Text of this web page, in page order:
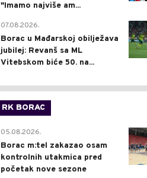
"Imamo najviše am...
07.08.2026.
Borac u Mađarskoj obilježava
jubilej: Revanš sa ML
Vitebskom biće 50. na...
RK BORAC
05.08.2026.
Borac m:tel zakazao osam
kontrolnih utakmica pred
početak nove sezone